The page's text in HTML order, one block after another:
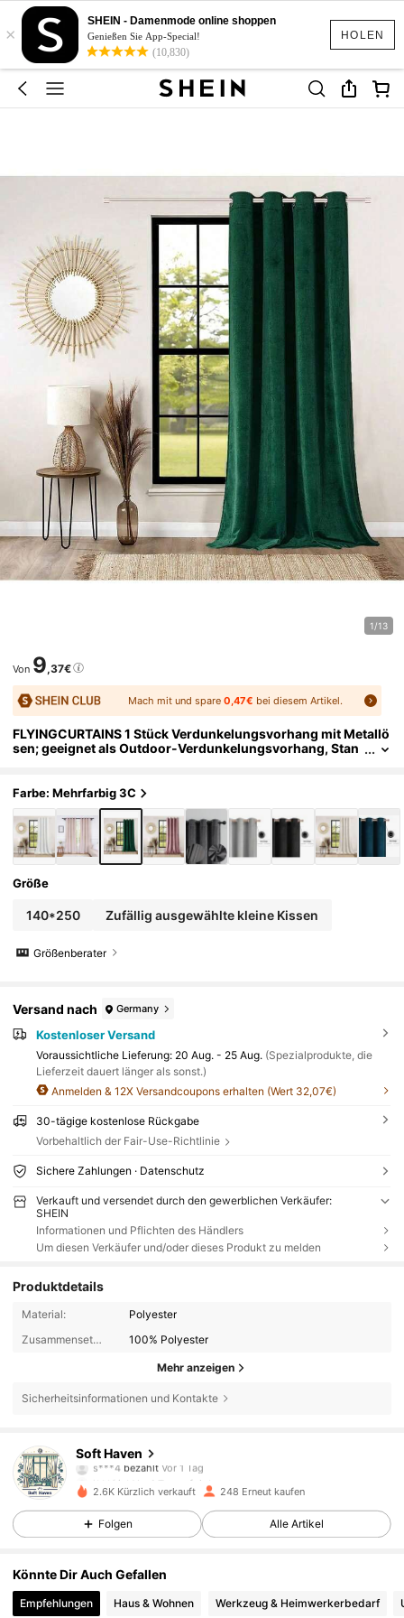
HOLEN
×
SHEIN - Damenmode online shoppen
Genießen Sie App-Special!
(10,830)
1/13
Von 9,37€
Mach mit und spare 0,47€ bei diesem Artikel.
FLYINGCURTAINS 1 Stück Verdunkelungsvorhang mit Metallö
sen; geeignet als Outdoor-Verdunkelungsvorhang, Stan
e; einfach zu installieren.
Farbe: Mehrfarbig 3C
Größe
140*250 Zufällig ausgewählte kleine Kissen
Größenberater
Versand nach Germany
Kostenloser Versand
Voraussichtliche Lieferung: 20 Aug. - 25 Aug. (Spezialprodukte, die
Lieferzeit dauert länger als sonst.)
Anmelden & 12X Versandcoupons erhalten (Wert 32,07€)
30-tägige kostenlose Rückgabe
Vorbehaltlich der Fair-Use-Richtlinie
Sichere Zahlungen · Datenschutz
Verkauft und versendet durch den gewerblichen Verkäufer:
SHEIN
Informationen und Pflichten des Händlers
Um diesen Verkäufer und/oder dieses Produkt zu melden
Produktdetails
Material:
Polyester
Zusammensetzung:
100% Polyester
Mehr anzeigen
Sicherheitsinformationen und Kontakte
Soft Haven
i***fistVor 1 Taggefolgt
4,81
147 Follower
4,81 147 Follower
4,81 147 Follower
2.6K Kürzlich verkauft 248 Erneut kaufen
Folgen Alle Artikel
Könnte Dir Auch Gefallen
Empfehlungen Haus & Wohnen Werkzeug & Heimwerkerbedarf